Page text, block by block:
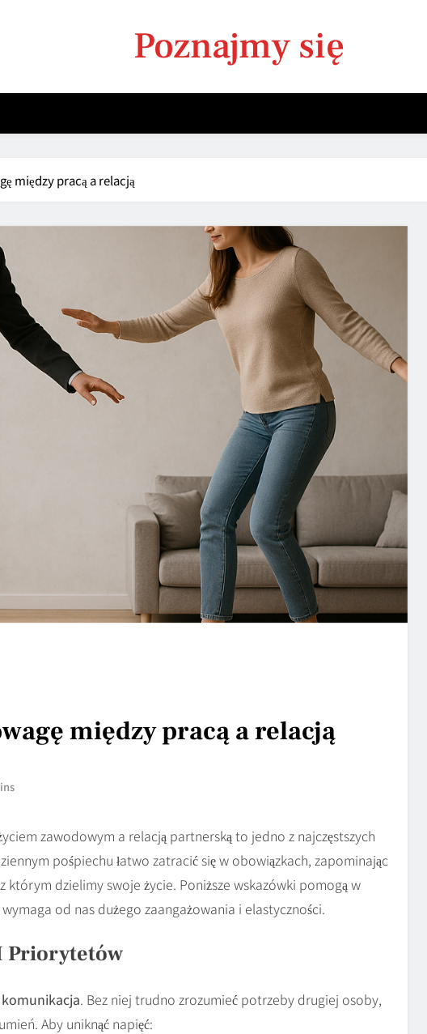
Poznajmy się
między pracą a relacją
między pracą a relacją
zawodowym a relacją partnerską to jedno z najczęstszych
pośpiechu łatwo zatracić się w obowiązkach, zapominając
którym dzielimy swoje życie. Poniższe wskazówki pomogą w
od nas dużego zaangażowania i elastyczności.
Priorytetów
komunikacja. Bez niej trudno zrozumieć potrzeby drugiej osoby,
Aby uniknąć napięć: